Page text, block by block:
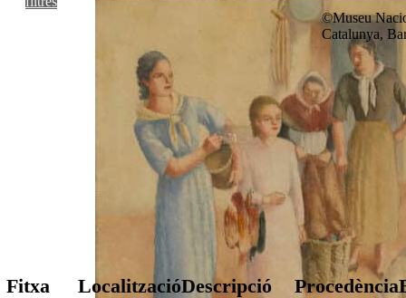
©Museu
Catalunya,
Fitxa LocalitzacióDescripció Procedència